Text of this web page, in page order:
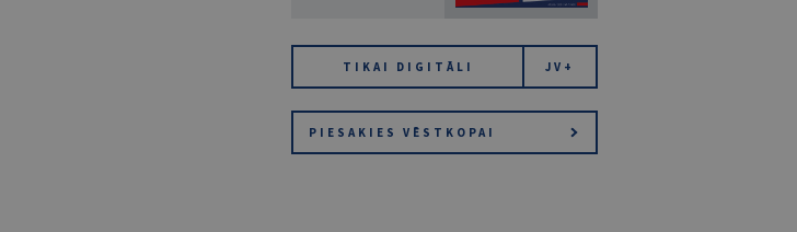
TIKAI DIGITĀLI JV+
PIESAKIES VĒSTKOPAI